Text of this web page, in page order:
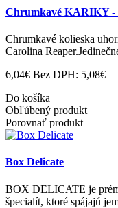
Chrumkavé KARIKY -
Chrumkavé kolieska
Carolina
6,04€ Bez DPH: 5,08€
Do košíka
Obľúbený produkt
Porovnať produkt
Box Delicate
BOX DELICATE je
špecialít, ktoré spájajú